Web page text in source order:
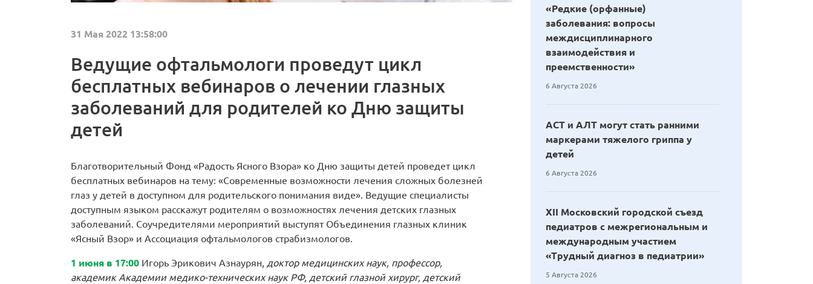
31 Мая 2022 13:58:00
Ведущие офтальмологи проведут цикл
бесплатных вебинаров о лечении глазных
заболеваний для родителей ко Дню защиты
детей
Благотворительный Фонд «Радость Ясного Взора» ко Дню защиты детей проведет цикл
бесплатных вебинаров на тему: «Современные возможности лечения сложных болезней
глаз у детей в доступном для родительского понимания виде». Ведущие специалисты
доступным языком расскажут родителям о возможностях лечения детских глазных
заболеваний. Соучредителями мероприятий выступят Объединения глазных клиник
«Ясный Взор» и Ассоциация офтальмологов страбизмологов.
1 июня в 17:00 Игорь Эрикович Азнаурян, доктор медицинских наук, профессор,
академик Академии медико-технических наук РФ, детский глазной хирург, детский
«Редкие (орфанные)
заболевания: вопросы
междисциплинарного
взаимодействия и
преемственности»
6 Августа 2026
АСТ и АЛТ могут стать ранними
маркерами тяжелого гриппа у
детей
6 Августа 2026
XII Московский городской съезд
педиатров с межрегиональным и
международным участием
«Трудный диагноз в педиатрии»
5 Августа 2026